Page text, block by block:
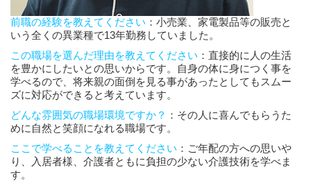
前職の経験を教えてください ：小売業、家電製品等の販売と
いう全くの異業種で13年勤務していました。
この職場を選んだ理由を教えてください ：直接的に人の生活
を豊かにしたいとの思いからです。自身の体に身につく事を
学べるので、将来親の面倒を見る事があったとしてもスムー
ズに対応ができると考えています。
どんな雰囲気の職場環境ですか？ ：その人に喜んでもらうた
めに自然と笑顔になれる職場です。
ここで学べることを教えてください ：ご年配の方への思いや
り、入居者様、介護者ともに負担の少ない介護技術を学べま
す。